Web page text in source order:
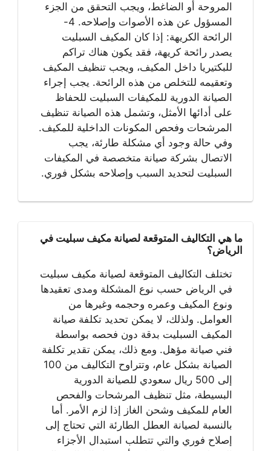
المروحة أو الضاغط، ويجب التحقق من الجزء
المسؤول عن هذه الأصوات وإصلاحه. 4-
الرائحة الكريهة: إذا كان المكيف السبليت
يصدر رائحة كريهة، فقد يكون هناك تراكم
للبكتيريا داخل المكيف، ويجب تنظيف المكيف
وتعقيمه للتخلص من هذه الرائحة. يجب إجراء
الصيانة الدورية للمكيفات السبليت للحفاظ
على أدائها الأمثل، وتشمل هذه الصيانة تنظيف
المرشحات وفحص المكونات الداخلية للمكيف.
وفي حالة وجود أي مشكلة طارئة، يجب
الاتصال بشركة صيانة متخصصة في المكيفات
السبليت لتحديد السبب وإصلاحه بشكل فوري.
ما هي التكاليف المتوقعة لصيانة مكيف سبليت في
الرياض؟
تختلف التكاليف المتوقعة لصيانة مكيف سبليت
في الرياض حسب نوع المشكلة ومدى تعقيدها
ونوع المكيف وعمره وحجمه وغيرها من
العوامل. ولذلك، لا يمكن تحديد تكلفة صيانة
المكيف السبليت بدقة دون فحصه بواسطة
فني صيانة مؤهل. ومع ذلك، يمكن تقدير تكلفة
الصيانة بشكل عام، وتتراوح التكاليف من 100
إلى 500 ريال سعودي للصيانة الدورية
البسيطة، مثل تنظيف المرشحات والفحص
العام للمكيف وشحن الغاز إذا لزم الأمر. أما
بالنسبة لصيانة العطل الطارئة التي تحتاج إلى
إصلاح فوري والتي تتطلب استبدال الأجزاء